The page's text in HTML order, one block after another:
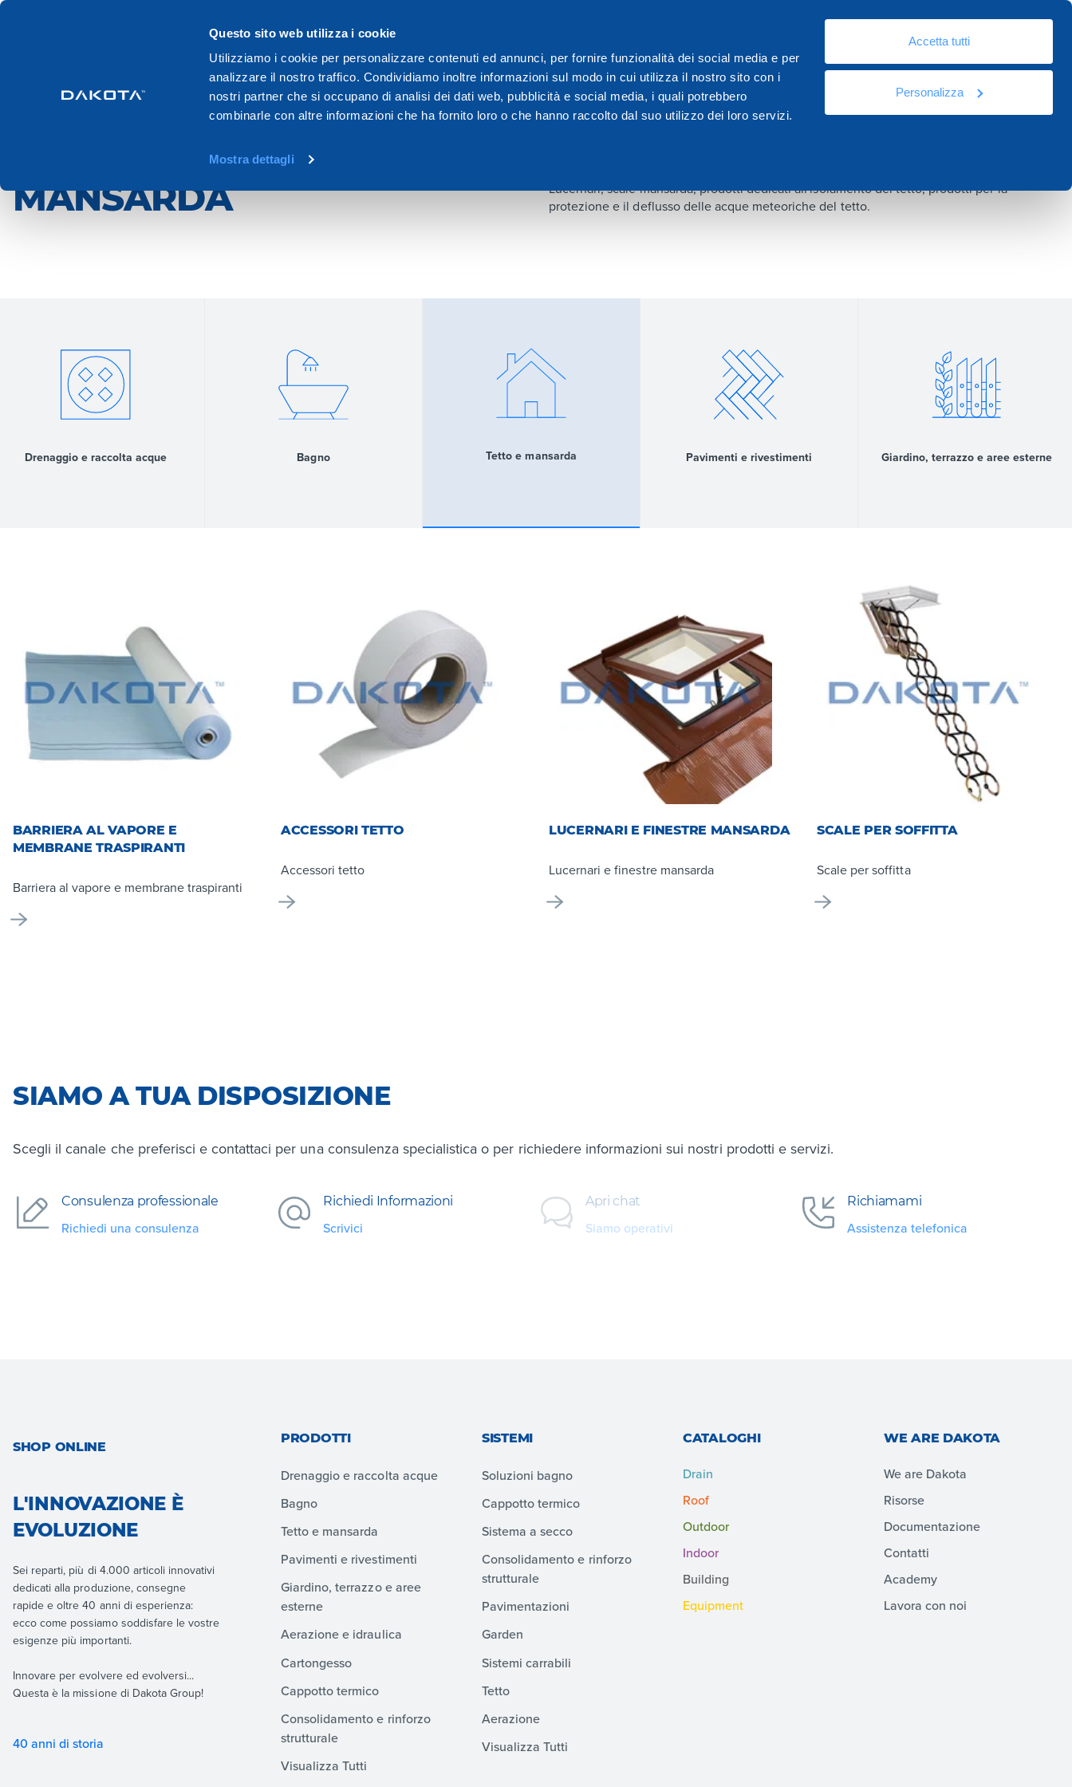
Questo sito web utilizza i cookie
Utilizziamo i cookie per personalizzare contenuti ed annunci, per fornire funzionalità dei social media e per
analizzare il nostro traffico. Condividiamo inoltre informazioni sul modo in cui utilizza il nostro sito con i
nostri partner che si occupano di analisi dei dati web, pubblicità e social media, i quali potrebbero
combinarle con altre informazioni che ha fornito loro o che hanno raccolto dal suo utilizzo dei loro servizi.
Mostra dettagli
Accetta tutti
Personalizza
Prodotti Sistemi Cataloghi Contatti Academy
Prodotti Tetto e mansarda
MANSARDA
Lucernari, scale mansarda, prodotti dedicati all'isolamento del tetto, prodotti per la
protezione e il deflusso delle acque meteoriche del tetto.
Drenaggio e raccolta acque Bagno Tetto e mansarda Pavimenti e rivestimenti Giardino, terrazzo e aree esterne
BARRIERA AL VAPORE E
MEMBRANE TRASPIRANTI
Barriera al vapore e membrane traspiranti
ACCESSORI TETTO
Accessori tetto
LUCERNARI E FINESTRE MANSARDA
Lucernari e finestre mansarda
SCALE PER SOFFITTA
Scale per soffitta
SIAMO A TUA DISPOSIZIONE
Scegli il canale che preferisci e contattaci per una consulenza specialistica o per richiedere informazioni sui nostri prodotti e servizi.
Consulenza professionale
Richiedi una consulenza
Richiedi Informazioni
Scrivici
Apri chat
Siamo operativi
Richiamami
Assistenza telefonica
SHOP ONLINE
L'INNOVAZIONE È
EVOLUZIONE
Sei reparti, più di 4.000 articoli innovativi
dedicati alla produzione, consegne
rapide e oltre 40 anni di esperienza:
ecco come possiamo soddisfare le vostre
esigenze più importanti.
Innovare per evolvere ed evolversi...
Questa è la missione di Dakota Group!
40 anni di storia
PRODOTTI
Drenaggio e raccolta acque
Bagno
Tetto e mansarda
Pavimenti e rivestimenti
Giardino, terrazzo e aree
esterne
Aerazione e idraulica
Cartongesso
Cappotto termico
Consolidamento e rinforzo
strutturale
Visualizza Tutti
SISTEMI
Soluzioni bagno
Cappotto termico
Sistema a secco
Consolidamento e rinforzo
strutturale
Pavimentazioni
Garden
Sistemi carrabili
Tetto
Aerazione
Visualizza Tutti
CATALOGHI
Drain
Roof
Outdoor
Indoor
Building
Equipment
WE ARE DAKOTA
We are Dakota
Risorse
Documentazione
Contatti
Academy
Lavora con noi